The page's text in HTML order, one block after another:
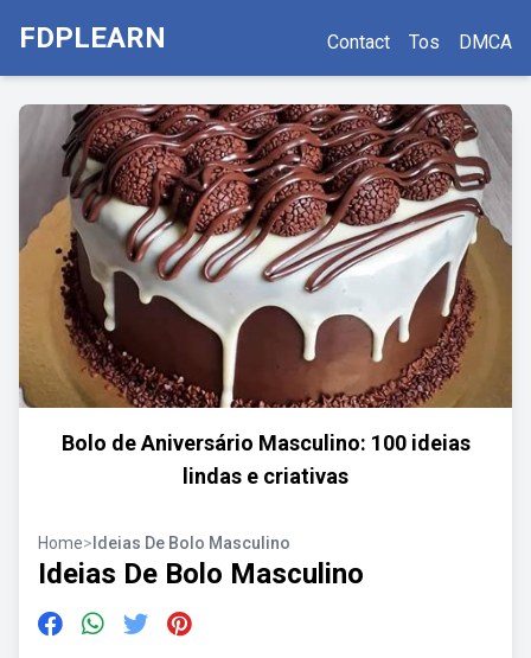
FDPLEARN Contact Tos DMCA
Bolo de Aniversário Masculino: 100 ideias
lindas e criativas
Home> Ideias De Bolo Masculino
Ideias De Bolo Masculino